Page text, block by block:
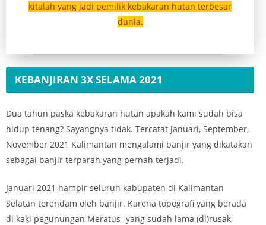
kitalah yang jadi pemilik kebakaran hutan terbesar
dunia.
KEBANJIRAN 3X SELAMA 2021
Dua tahun paska kebakaran hutan apakah kami sudah bisa
hidup tenang? Sayangnya tidak. Tercatat Januari, September,
November 2021 Kalimantan mengalami banjir yang dikatakan
sebagai banjir terparah yang pernah terjadi.
Januari 2021 hampir seluruh kabupaten di Kalimantan
Selatan terendam oleh banjir. Karena topografi yang berada
di kaki pegunungan Meratus -yang sudah lama (di)rusak,